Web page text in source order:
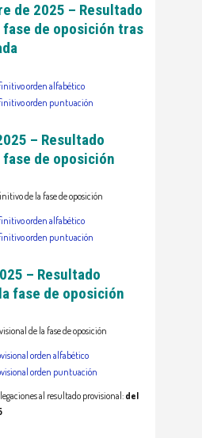
de 2025 – Resultado
de oposición tras
orden alfabético
orden puntuación
– Resultado
de oposición
de la fase de oposición
orden alfabético
orden puntuación
– Resultado
fase de oposición
de la fase de oposición
orden alfabético
orden puntuación
al resultado provisional: del